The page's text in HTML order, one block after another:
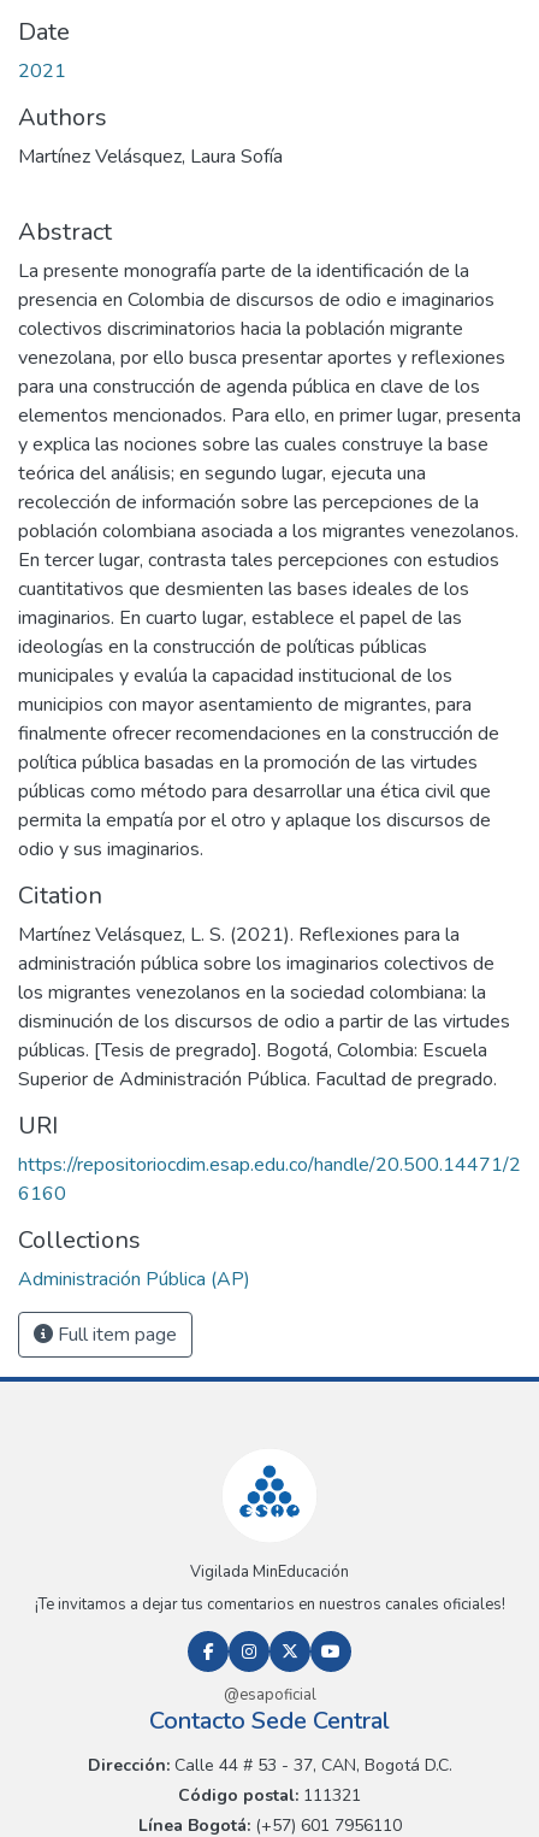
Date
2021
Authors
Martínez Velásquez, Laura Sofía
Abstract
La presente monografía parte de la identificación de la
presencia en Colombia de discursos de odio e imaginarios
colectivos discriminatorios hacia la población migrante
venezolana, por ello busca presentar aportes y reflexiones
para una construcción de agenda pública en clave de los
elementos mencionados. Para ello, en primer lugar, presenta
y explica las nociones sobre las cuales construye la base
teórica del análisis; en segundo lugar, ejecuta una
recolección de información sobre las percepciones de la
población colombiana asociada a los migrantes venezolanos.
En tercer lugar, contrasta tales percepciones con estudios
cuantitativos que desmienten las bases ideales de los
imaginarios. En cuarto lugar, establece el papel de las
ideologías en la construcción de políticas públicas
municipales y evalúa la capacidad institucional de los
municipios con mayor asentamiento de migrantes, para
finalmente ofrecer recomendaciones en la construcción de
política pública basadas en la promoción de las virtudes
públicas como método para desarrollar una ética civil que
permita la empatía por el otro y aplaque los discursos de
odio y sus imaginarios.
Citation
Martínez Velásquez, L. S. (2021). Reflexiones para la
administración pública sobre los imaginarios colectivos de
los migrantes venezolanos en la sociedad colombiana: la
disminución de los discursos de odio a partir de las virtudes
públicas. [Tesis de pregrado]. Bogotá, Colombia: Escuela
Superior de Administración Pública. Facultad de pregrado.
URI
https://repositoriocdim.esap.edu.co/handle/20.500.14471/2
6160
Collections
Administración Pública (AP)
Full item page
Vigilada MinEducación
¡Te invitamos a dejar tus comentarios en nuestros canales oficiales!
@esapoficial
Contacto Sede Central
Dirección:Calle 44 # 53 - 37, CAN, Bogotá D.C.
Código postal: 111321
Línea Bogotá:(+57) 601 7956110